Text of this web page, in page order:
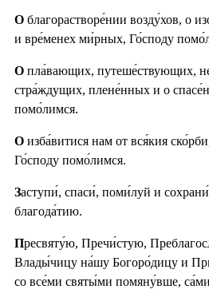
О благорастворе́нии возду́хов, о
и вре́менех ми́рных, Го́споду
О пла́вающих, путеше́ствующих,
стра́ждущих, плене́нных и о
помо́лимся.
О изба́витися нам от вся́кия
Го́споду помо́лимся.
Заступи́, спаси́, поми́луй и
благода́тию.
Пресвяту́ю, Пречи́стую,
Влады́чицу на́шу Богоро́дицу и
со все́ми святы́ми помяну́вше,